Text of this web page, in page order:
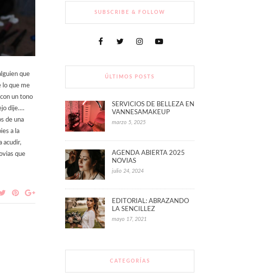
que
lo que me
un tono
dije….
de una
a la
acudir,
que
SUBSCRIBE & FOLLOW
ÚLTIMOS POSTS
SERVICIOS DE BELLEZA EN
VANNESAMAKEUP
marzo 5, 2025
AGENDA ABIERTA 2025
NOVIAS
julio 24, 2024
EDITORIAL: ABRAZANDO
LA SENCILLEZ
mayo 17, 2021
CATEGORÍAS